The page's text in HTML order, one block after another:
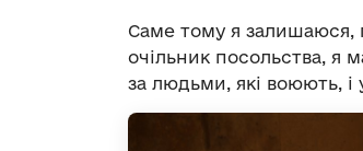
Саме тому я залишаюся,
очільник посольства, я
за людьми, які воюють, і